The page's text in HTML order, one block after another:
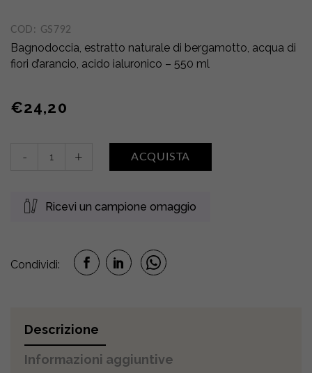
COD: GS792
Bagnodoccia, estratto naturale di bergamotto, acqua di
fiori d’arancio, acido ialuronico – 550 ml
€24,20
D’Agrumes
Calabria
- + ACQUISTA
Ricevi un campione omaggio
Condividi:
Descrizione
Informazioni aggiuntive